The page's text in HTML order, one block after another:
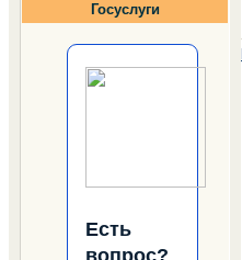
Госуслуги
Есть
вопрос?